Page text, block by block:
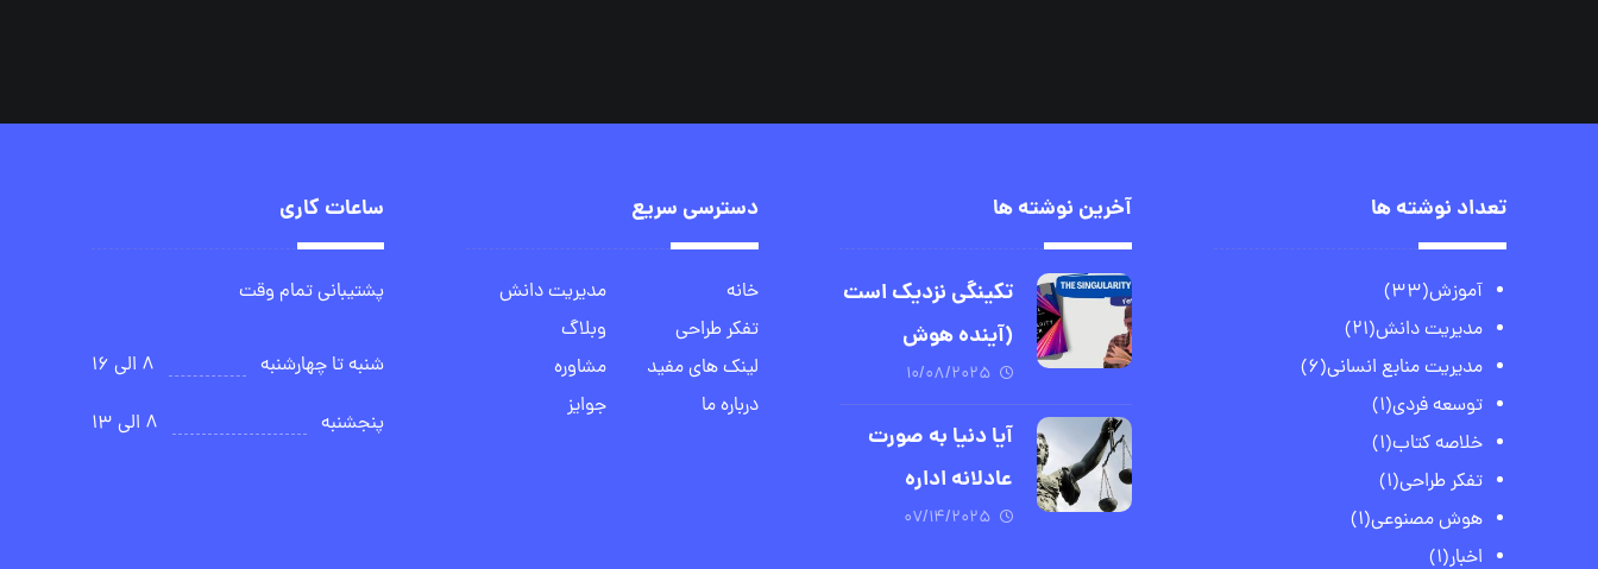
تعداد نوشته ها
آموزش(33)
مدیریت دانش(21)
مدیریت منابع انسانی(6)
توسعه فردی(1)
خلاصه کتاب(1)
تفکر طراحی(1)
هوش مصنوعی(1)
اخبار(1)
آخرین نوشته ها
تکینگی نزدیک است
(آینده هوش
مصنوعی و انسان)
۱۰/۰۸/۲۰۲۵
آیا دنیا به صورت
عادلانه اداره
می‌شود؟
۰۷/۱۴/۲۰۲۵
دسترسی سریع
خانه
مدیریت دانش
تفکر طراحی
وبلاگ
لینک های مفید
مشاوره
درباره ما
جوایز
ساعات کاری
پشتیبانی تمام وقت
شنبه تا چهارشنبه ۸ الی ۱۶
پنجشنبه ۸ الی ۱۳